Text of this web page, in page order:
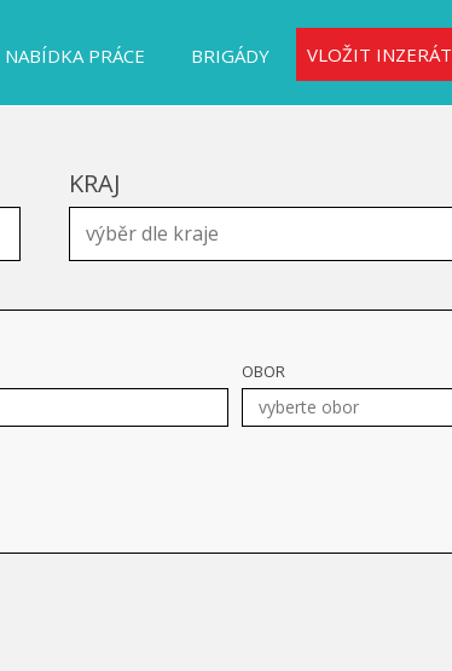
NABÍDKA PRÁCE BRIGÁDY VLOŽIT INZERÁT
KRAJ
OBOR